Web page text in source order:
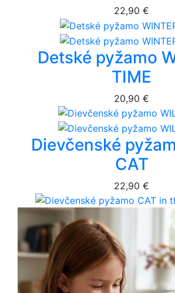
22,90 €
Detské pyžamo
TIME
20,90 €
Dievčenské
CAT
22,90 €